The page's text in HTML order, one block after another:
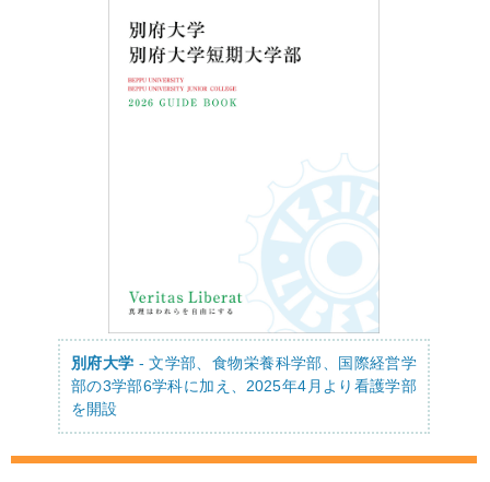
別府大学 - 文学部、食物栄養科学部、国際経営学
部の3学部6学科に加え、2025年4月より看護学部
を開設